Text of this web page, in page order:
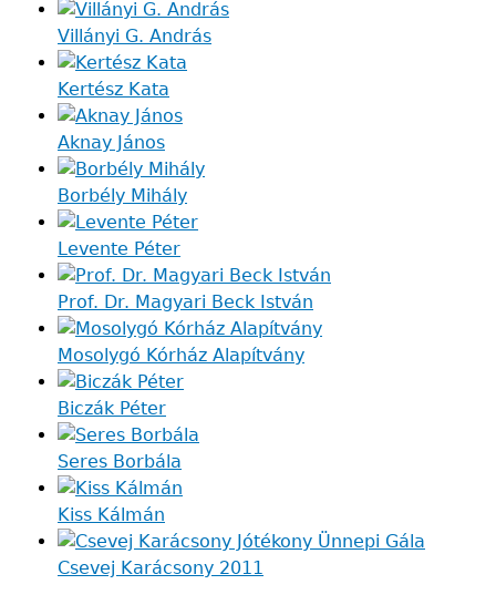
Villányi G. András
Kertész Kata
Aknay János
Borbély Mihály
Levente Péter
Prof. Dr. Magyari Beck István
Mosolygó Kórház Alapítvány
Biczák Péter
Seres Borbála
Kiss Kálmán
Csevej Karácsony 2011